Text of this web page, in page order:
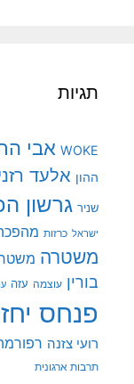
תגיות
WOKE אבי
ההון אלעד
שניר גרשון
ישראל כרזות
משטרה
בורין עוצמה עזה
פנחס
רועי צזנה
תרבות ארגונית